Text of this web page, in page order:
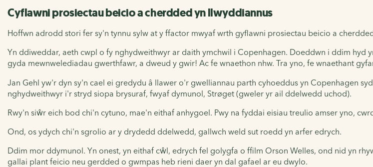
Cyflawni prosiectau beicio a cherdded yn llwyddiannus
Hoffwn adrodd stori fer sy'n tynnu sylw at y ffactor mwyaf wrth gyflawni prosiectau beicio a
Yn ddiweddar, aeth cwpl o fy nghydweithwyr ar daith ymchwil i Copenhagen. Doeddwn i ddim
gyda mewnwelediadau gwerthfawr, a dweud y gwir! Ac fe wnaethon nhw. Tra yno, fe wnaethant
Jan Gehl yw'r dyn sy'n cael ei gredydu â llawer o'r gwelliannau parth cyhoeddus yn Copenhagen
nghydweithwyr i'r stryd siopa brysuraf, fwyaf dymunol, Strøget (gweler yr ail ddelwedd uchod).
Rwy'n siŵr eich bod chi'n cytuno, mae'n eithaf anhygoel. Pwy na fyddai eisiau treulio amser yno,
Ond, os ydych chi'n sgrolio ar y drydedd ddelwedd, gallwch weld sut roedd yn arfer edrych.
Ddim mor ddymunol. Yn onest, yn eithaf cŵl, edrych fel golygfa o ffilm Orson Welles, ond nid yn
gallai plant feicio neu gerdded o gwmpas heb rieni daer yn dal gafael ar eu dwylo.